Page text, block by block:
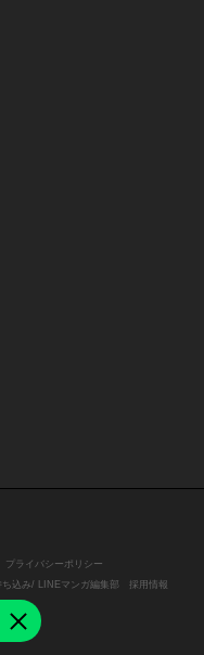
プライバシーポリシー
ち込み/ LINEマンガ編集部
採用情報